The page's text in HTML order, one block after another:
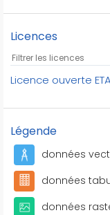
Licences
Licence ouverte
Légende
données
données
données